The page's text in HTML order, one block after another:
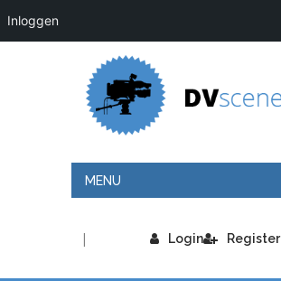
Inloggen
MENU
Login
| Register